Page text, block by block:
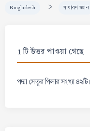
Bangladesh > সাধারণ জ্ঞান
1 টি উত্তর পাওয়া গেছে
পদ্মা সেতুর পিলার সংখ্যা৪২টি।